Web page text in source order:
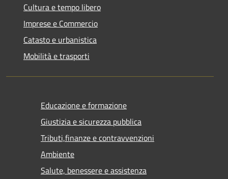
Cultura e tempo libero
Imprese e Commercio
Catasto e urbanistica
Mobilità e trasporti
Educazione e formazione
Giustizia e sicurezza pubblica
Tributi,finanze e contravvenzioni
Ambiente
Salute, benessere e assistenza